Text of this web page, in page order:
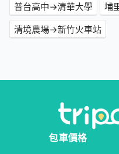
普台高中→清華大學
埔
清境農場→新竹火車站
包車價格